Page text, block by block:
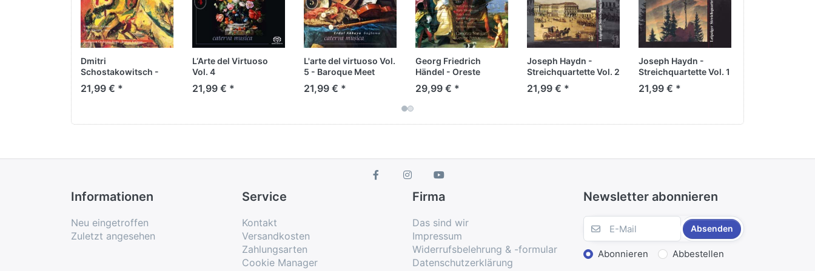
Dmitri
Schostakowitsch -
Sämtliche Sinfonien
Vol. 8
21,99 € *
L‘Arte del Virtuoso
Vol. 4
21,99 € *
L'arte del virtuoso Vol.
5 - Baroque Meet
Orient
21,99 € *
Georg Friedrich
Händel - Oreste
29,99 € *
Joseph Haydn -
Streichquartette Vol. 2
21,99 € *
Joseph Haydn -
Streichquartette Vol. 1
21,99 € *
Informationen
Neu eingetroffen
Zuletzt angesehen
Service
Kontakt
Versandkosten
Zahlungsarten
Cookie Manager
Firma
Das sind wir
Impressum
Widerrufsbelehrung & -formular
Datenschutzerklärung
Newsletter abonnieren
Absenden
Abonnieren Abbestellen